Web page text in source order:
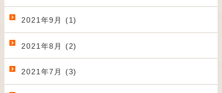
2021年9月 (1)
2021年8月 (2)
2021年7月 (3)